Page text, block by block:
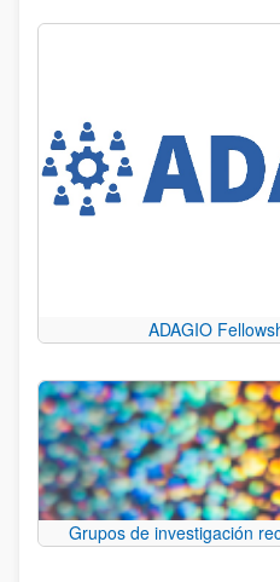
ADAGIO
Grupos de investigación